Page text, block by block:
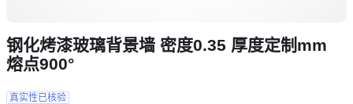
钢化烤漆玻璃背景墙 密度0.35 厚度定制mm
熔点900°
真实性已核验